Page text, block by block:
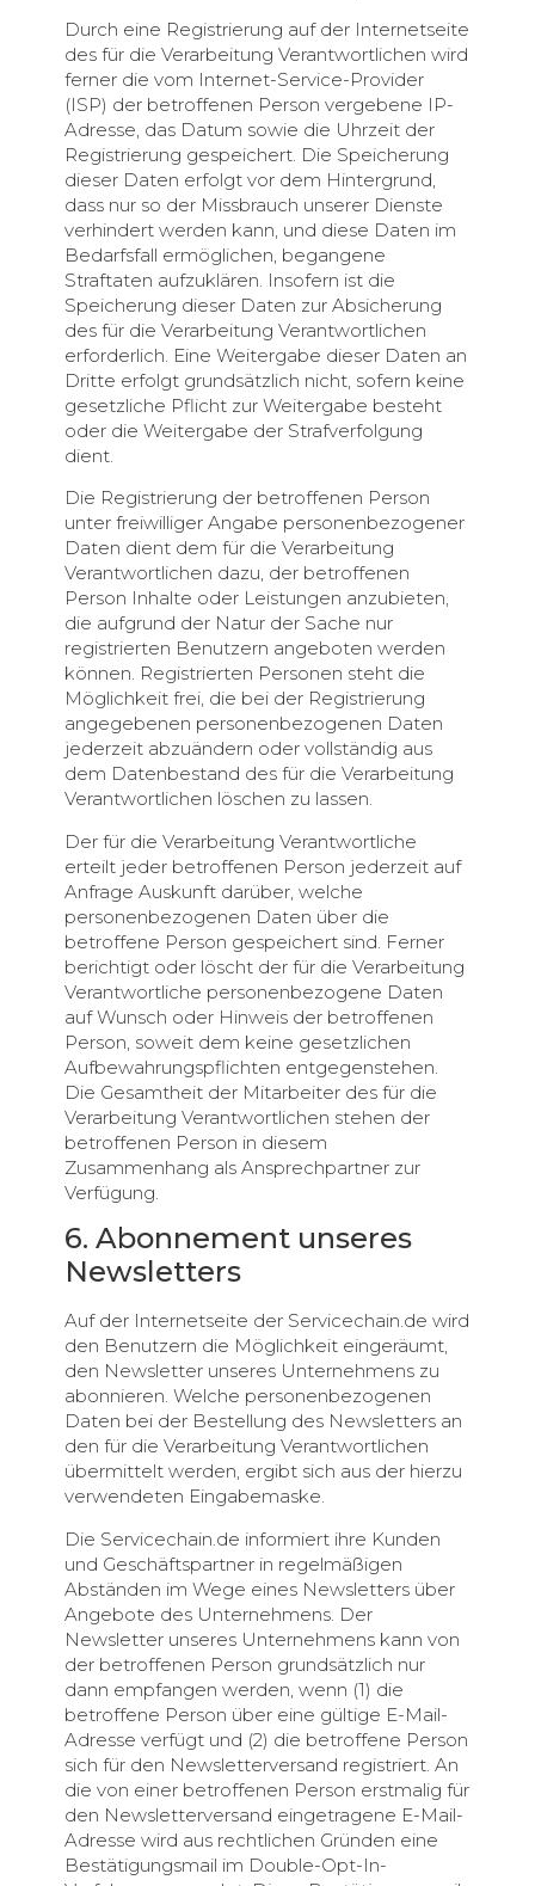
Durch eine Registrierung auf der Internetseite
des für die Verarbeitung Verantwortlichen wird
ferner die vom Internet-Service-Provider
(ISP) der betroffenen Person vergebene IP-
Adresse, das Datum sowie die Uhrzeit der
Registrierung gespeichert. Die Speicherung
dieser Daten erfolgt vor dem Hintergrund,
dass nur so der Missbrauch unserer Dienste
verhindert werden kann, und diese Daten im
Bedarfsfall ermöglichen, begangene
Straftaten aufzuklären. Insofern ist die
Speicherung dieser Daten zur Absicherung
des für die Verarbeitung Verantwortlichen
erforderlich. Eine Weitergabe dieser Daten an
Dritte erfolgt grundsätzlich nicht, sofern keine
gesetzliche Pflicht zur Weitergabe besteht
oder die Weitergabe der Strafverfolgung
dient.
Die Registrierung der betroffenen Person
unter freiwilliger Angabe personenbezogener
Daten dient dem für die Verarbeitung
Verantwortlichen dazu, der betroffenen
Person Inhalte oder Leistungen anzubieten,
die aufgrund der Natur der Sache nur
registrierten Benutzern angeboten werden
können. Registrierten Personen steht die
Möglichkeit frei, die bei der Registrierung
angegebenen personenbezogenen Daten
jederzeit abzuändern oder vollständig aus
dem Datenbestand des für die Verarbeitung
Verantwortlichen löschen zu lassen.
Der für die Verarbeitung Verantwortliche
erteilt jeder betroffenen Person jederzeit auf
Anfrage Auskunft darüber, welche
personenbezogenen Daten über die
betroffene Person gespeichert sind. Ferner
berichtigt oder löscht der für die Verarbeitung
Verantwortliche personenbezogene Daten
auf Wunsch oder Hinweis der betroffenen
Person, soweit dem keine gesetzlichen
Aufbewahrungspflichten entgegenstehen.
Die Gesamtheit der Mitarbeiter des für die
Verarbeitung Verantwortlichen stehen der
betroffenen Person in diesem
Zusammenhang als Ansprechpartner zur
Verfügung.
6. Abonnement unseres
Newsletters
Auf der Internetseite der Servicechain.de wird
den Benutzern die Möglichkeit eingeräumt,
den Newsletter unseres Unternehmens zu
abonnieren. Welche personenbezogenen
Daten bei der Bestellung des Newsletters an
den für die Verarbeitung Verantwortlichen
übermittelt werden, ergibt sich aus der hierzu
verwendeten Eingabemaske.
Die Servicechain.de informiert ihre Kunden
und Geschäftspartner in regelmäßigen
Abständen im Wege eines Newsletters über
Angebote des Unternehmens. Der
Newsletter unseres Unternehmens kann von
der betroffenen Person grundsätzlich nur
dann empfangen werden, wenn (1) die
betroffene Person über eine gültige E-Mail-
Adresse verfügt und (2) die betroffene Person
sich für den Newsletterversand registriert. An
die von einer betroffenen Person erstmalig für
den Newsletterversand eingetragene E-Mail-
Adresse wird aus rechtlichen Gründen eine
Bestätigungsmail im Double-Opt-In-